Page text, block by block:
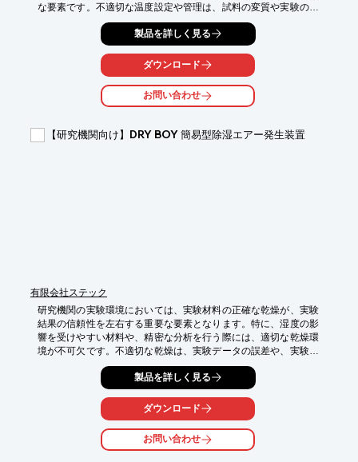
な要素です。不適切な温度設定や管理は、試料の変質や実験の再
現性に影響を与える可能性があります。当社の2室型箱型乾燥機
SBD-100W型は、2つの独立した乾燥室を備え、それぞれに異な
る温度設定が可能なため、こうした研究現場のニーズに対応しま
【活用シーン】
・異なる温度条件での試料の同時乾燥
・少量多品種の試料乾燥
製品を詳しく見る
ダウンロード
お問い合わせ
【研究機関向け】DRY BOY 簡易型除湿エアー発生装置
有限会社ステック
研究機関の実験環境においては、実験材料の正確な乾燥が、実験
結果の信頼性を左右する重要な要素となります。特に、湿度の影
響を受けやすい材料や、精密な分析を行う際には、適切な乾燥環
境が不可欠です。不適切な乾燥は、実験データの誤差や、実験の
失敗につながる可能性があります。DRY BOY 簡易型除湿エアー
発生装置は、高圧エアーを使用し、様々な材料の乾燥を可能にし
ます。実験の目的に合わせて、最適な乾燥環境を提供します。
【活用シーン】
・実験材料の乾燥
・プラスチックペレット等の乾燥
製品を詳しく見る
ダウンロード
お問い合わせ